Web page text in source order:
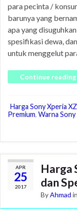
para pecinta /
barunya yang
apa yang
spesifikasi dewa,
untuk menggelut
Continue reading
Harga Sony Xperia
Premium, Warna
APR
25
2017
Harga
dan
ByAhmad in